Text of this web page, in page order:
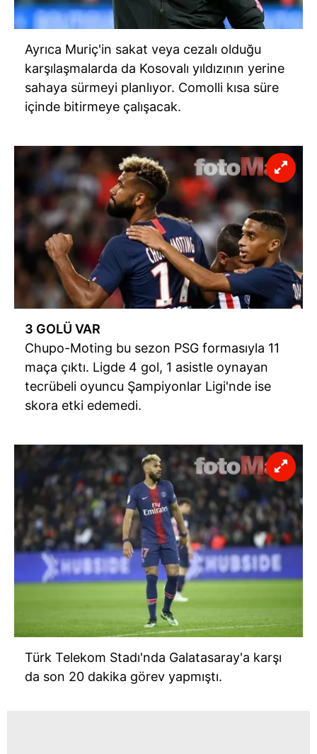
Ayrıca Muriç'in sakat veya cezalı olduğu
karşılaşmalarda da Kosovalı yıldızının yerine
sahaya sürmeyi planlıyor. Comolli kısa süre
içinde bitirmeye çalışacak.
3 GOLÜ VAR
Chupo-Moting bu sezon PSG formasıyla 11
maça çıktı. Ligde 4 gol, 1 asistle oynayan
tecrübeli oyuncu Şampiyonlar Ligi'nde ise
skora etki edemedi.
Türk Telekom Stadı'nda Galatasaray'a karşı
da son 20 dakika görev yapmıştı.